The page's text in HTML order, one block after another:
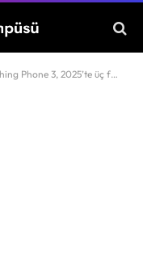
Phone 3, 2025’te üç farklı modelle geliyor!